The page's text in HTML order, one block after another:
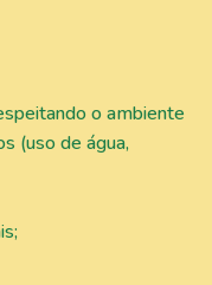
o ambiente
(uso de água,